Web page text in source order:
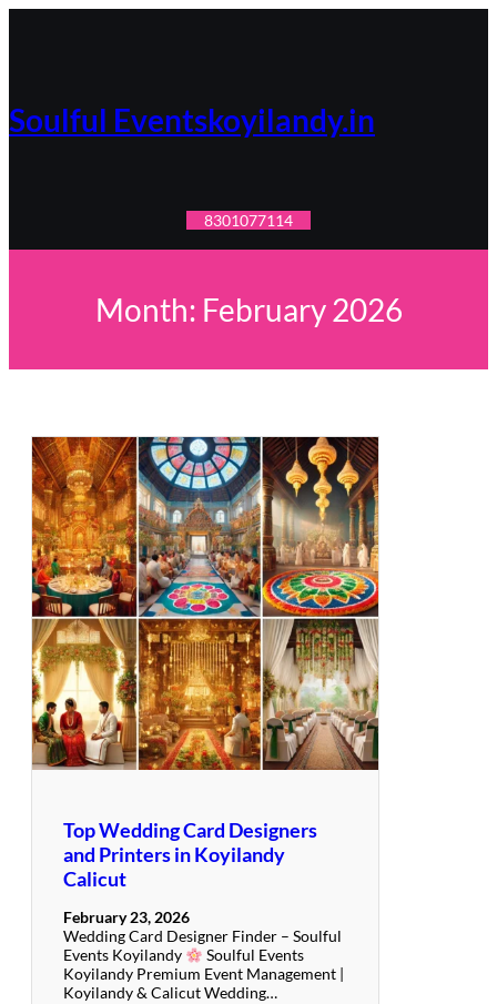
Soulful Eventskoyilandy.in
8301077114
Month: February 2026
Top Wedding Card Designers
and Printers in Koyilandy
Calicut
February 23, 2026
Wedding Card Designer Finder – Soulful
Events Koyilandy
Soulful Events
Koyilandy Premium Event Management |
Koyilandy & Calicut Wedding…